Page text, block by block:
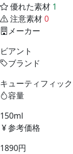
優れた素材 1
注意素材0
メーカー
ビアント
ブランド
キューティフィッ
容量
150ml
参考価格
1890円